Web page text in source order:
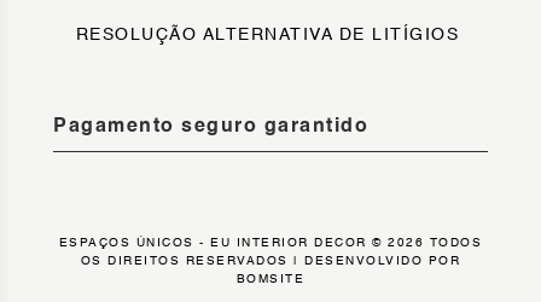
RESOLUÇÃO ALTERNATIVA DE LITÍGIOS
Pagamento seguro garantido
ESPAÇOS ÚNICOS - EU INTERIOR DECOR © 2026 TODOS
OS DIREITOS RESERVADOS | DESENVOLVIDO POR
BOMSITE